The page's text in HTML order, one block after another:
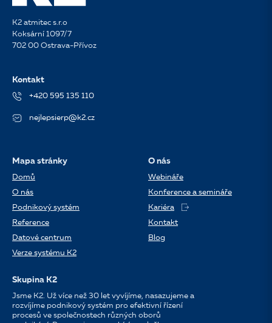
K2 atmitec s.r.o
Koksární 1097/7
702 00 Ostrava-Přívoz
Kontakt
+420 595 135 110
nejlepsierp@k2.cz
Mapa stránky
Domů
O nás
Podnikový systém
Reference
Datové centrum
Verze systému K2
O nás
Webináře
Konference a semináře
Kariéra
Kontakt
Blog
Skupina K2
Jsme K2. Už více než 30 let vyvíjíme, nasazujeme a
rozvíjíme podnikový systém pro efektivní řízení
procesů ve společnostech různých oborů